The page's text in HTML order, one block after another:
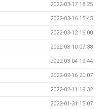
2022-03-17 18:25
2022-03-16 15:45
2022-03-12 16:00
2022-03-10 07:38
2022-03-04 19:44
2022-02-16 20:07
2022-02-11 19:32
2022-01-31 15:07